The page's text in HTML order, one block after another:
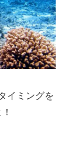
イミングを